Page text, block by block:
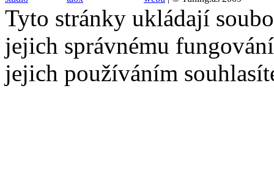
Tyto stránky ukládají
jejich správnému
jejich používáním